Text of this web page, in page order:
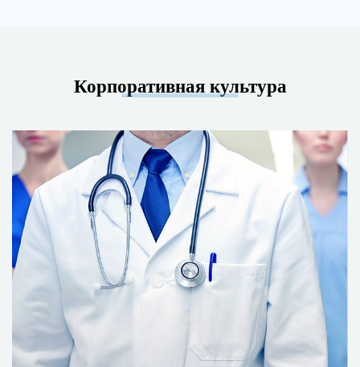
Корпоративная культура